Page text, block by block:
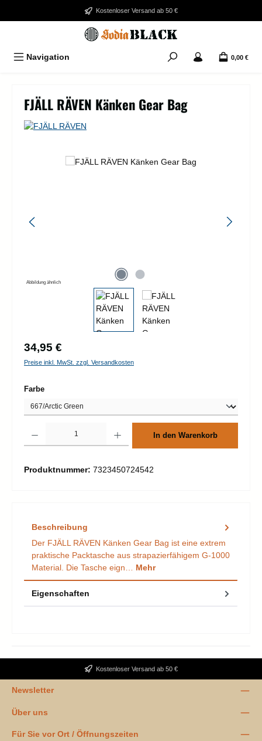
Zum Hauptinhalt springenKostenloser Versand ab 50 €
Navigation 0,00 €
FJÄLL RÄVEN Känken Gear Bag
Bildergalerie überspringen
Abbildung ähnlich
Regulärer Preis:
34,95 €
Preise inkl. MwSt. zzgl. Versandkosten
Farbeauswählen
In den Warenkorb
Produktnummer: 7323450724542
Beschreibung
Der FJÄLL RÄVEN Känken Gear Bag ist eine extrem
praktische Packtasche aus strapazierfähigem G-1000
Material. Die Tasche eign… Mehr
Eigenschaften
Kostenloser Versand ab 50 €
Newsletter
Über uns
Für Sie vor Ort / Öffnungszeiten